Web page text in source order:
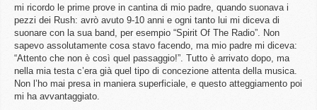
mi ricordo le prime prove in cantina di mio padre, quando suonava i
pezzi dei Rush: avrò avuto 9-10 anni e ogni tanto lui mi diceva di
suonare con la sua band, per esempio “Spirit Of The Radio”. Non
sapevo assolutamente cosa stavo facendo, ma mio padre mi diceva:
“Attento che non è così quel passaggio!”. Tutto è arrivato dopo, ma
nella mia testa c’era già quel tipo di concezione attenta della musica.
Non l’ho mai presa in maniera superficiale, e questo atteggiamento poi
mi ha avvantaggiato.